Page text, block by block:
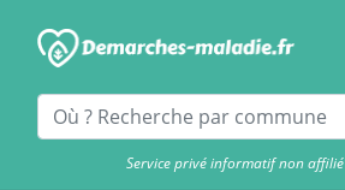
Service privé informatif non affilié